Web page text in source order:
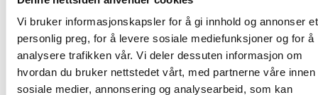
Vi bruker informasjonskapsler for å gi innhold og annonser et
personlig preg, for å levere sosiale mediefunksjoner og for å
analysere trafikken vår. Vi deler dessuten informasjon om
hvordan du bruker nettstedet vårt, med partnerne våre innen
sosiale medier, annonsering og analysearbeid, som kan
Overleverte nytt badeanlegg til Bærum kommune
NCCs bygging av Rud svømmehall i Bærum er i disse dager ferdigstilt, og fredag ble det moderne og klimaeffektive badeanlegget overlevert Bærum kommune.